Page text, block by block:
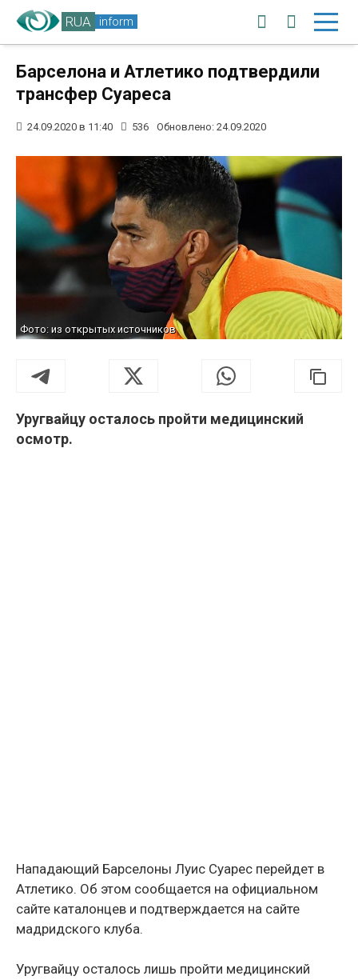
RUA inform
Барселона и Атлетико подтвердили
трансфер Суареса
24.09.2020 в 11:40 536 Обновлено: 24.09.2020
Фото: из открытых источников
Уругвайцу осталось пройти медицинский
осмотр.
Нападающий Барселоны Луис Суарес перейдет в
Атлетико. Об этом сообщается на официальном
сайте каталонцев и подтверждается на сайте
мадридского клуба.
Уругвайцу осталось лишь пройти медицинский